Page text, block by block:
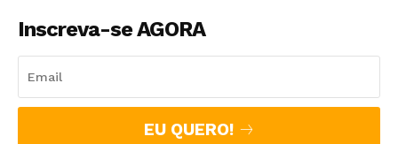
Inscreva-se AGORA
EU QUERO!